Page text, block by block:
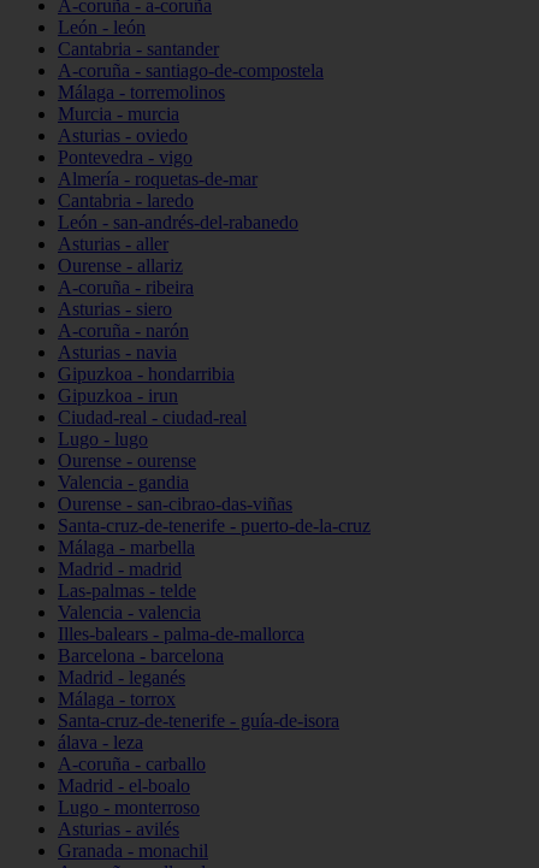
A-coruña - a-coruña
León - león
Cantabria - santander
A-coruña - santiago-de-compostela
Málaga - torremolinos
Murcia - murcia
Asturias - oviedo
Pontevedra - vigo
Almería - roquetas-de-mar
Cantabria - laredo
León - san-andrés-del-rabanedo
Asturias - aller
Ourense - allariz
A-coruña - ribeira
Asturias - siero
A-coruña - narón
Asturias - navia
Gipuzkoa - hondarribia
Gipuzkoa - irun
Ciudad-real - ciudad-real
Lugo - lugo
Ourense - ourense
Valencia - gandia
Ourense - san-cibrao-das-viñas
Santa-cruz-de-tenerife - puerto-de-la-cruz
Málaga - marbella
Madrid - madrid
Las-palmas - telde
Valencia - valencia
Illes-balears - palma-de-mallorca
Barcelona - barcelona
Madrid - leganés
Málaga - torrox
Santa-cruz-de-tenerife - guía-de-isora
álava - leza
A-coruña - carballo
Madrid - el-boalo
Lugo - monterroso
Asturias - avilés
Granada - monachil